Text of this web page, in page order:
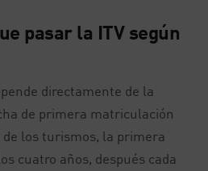
pasar la ITV según
directamente de la
de primera matriculación
los turismos, la primera
cuatro años, después cada